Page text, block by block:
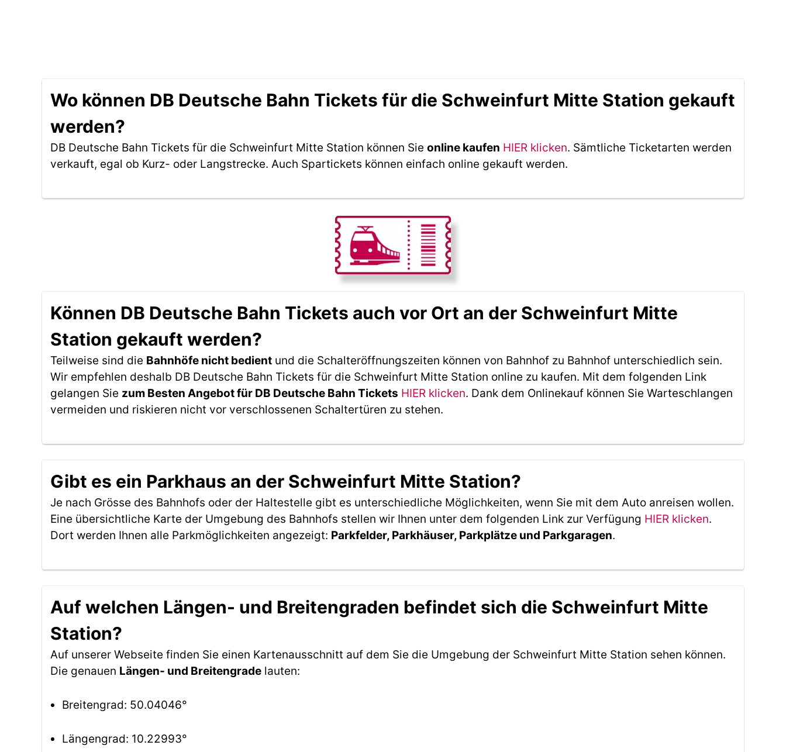
Wo können DB Deutsche Bahn Tickets für die Schweinfurt Mitte Station gekauft
werden?
DB Deutsche Bahn Tickets für die Schweinfurt Mitte Station können Sie online kaufen HIER klicken. Sämtliche Ticketarten werden
verkauft, egal ob Kurz- oder Langstrecke. Auch Spartickets können einfach online gekauft werden.
Können DB Deutsche Bahn Tickets auch vor Ort an der Schweinfurt Mitte
Station gekauft werden?
Teilweise sind die Bahnhöfe nicht bedient und die Schalteröffnungszeiten können von Bahnhof zu Bahnhof unterschiedlich sein.
Wir empfehlen deshalb DB Deutsche Bahn Tickets für die Schweinfurt Mitte Station online zu kaufen. Mit dem folgenden Link
gelangen Sie zum Besten Angebot für DB Deutsche Bahn Tickets HIER klicken. Dank dem Onlinekauf können Sie Warteschlangen
vermeiden und riskieren nicht vor verschlossenen Schaltertüren zu stehen.
Gibt es ein Parkhaus an der Schweinfurt Mitte Station?
Je nach Grösse des Bahnhofs oder der Haltestelle gibt es unterschiedliche Möglichkeiten, wenn Sie mit dem Auto anreisen wollen.
Eine übersichtliche Karte der Umgebung des Bahnhofs stellen wir Ihnen unter dem folgenden Link zur Verfügung HIER klicken.
Dort werden Ihnen alle Parkmöglichkeiten angezeigt: Parkfelder, Parkhäuser, Parkplätze und Parkgaragen.
Auf welchen Längen- und Breitengraden befindet sich die Schweinfurt Mitte
Station?
Auf unserer Webseite finden Sie einen Kartenausschnitt auf dem Sie die Umgebung der Schweinfurt Mitte Station sehen können.
Die genauen Längen- und Breitengrade lauten:
Breitengrad: 50.04046°
Längengrad: 10.22993°